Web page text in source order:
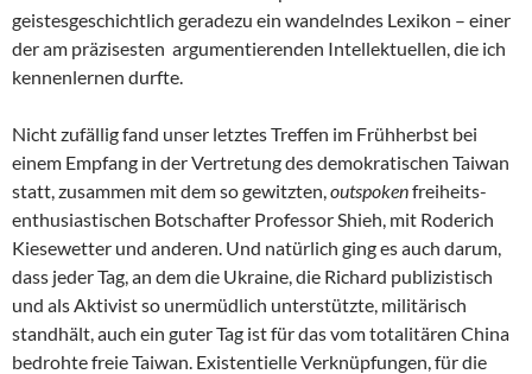
geistesgeschichtlich geradezu ein wandelndes Lexikon – einer
der am präzisesten argumentierenden Intellektuellen, die ich
kennenlernen durfte.
Nicht zufällig fand unser letztes Treffen im Frühherbst bei
einem Empfang in der Vertretung des demokratischen Taiwan
statt, zusammen mit dem so gewitzten,outspokenfreiheits-
enthusiastischen Botschafter Professor Shieh, mit Roderich
Kiesewetter und anderen. Und natürlich ging es auch darum,
dass jeder Tag, an dem die Ukraine, die Richard publizistisch
und als Aktivist so unermüdlich unterstützte, militärisch
standhält, auch ein guter Tag ist für das vom totalitären China
bedrohte freie Taiwan. Existentielle Verknüpfungen, für die